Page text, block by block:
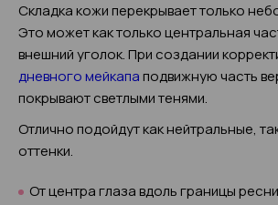
Складка кожи перекрывает только
Это может как только центральная
внешний уголок. При создании
дневного мейкапаподвижную часть
покрывают светлыми тенями.
Отлично подойдут как нейтральные,
оттенки.
От центра глаза вдоль границы